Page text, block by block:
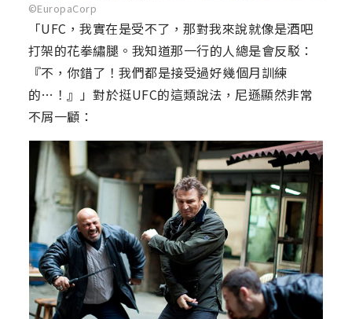
©EuropaCorp
「UFC，我實在是受不了，那對我來說就像是酒吧
打架的花拳繡腿。我知道那一行的人總是會反駁：
『不，你錯了！我們都是接受過好幾個月訓練
的…！』」對於挺UFC的這類說法，尼遜顯然非常
不屑一顧：